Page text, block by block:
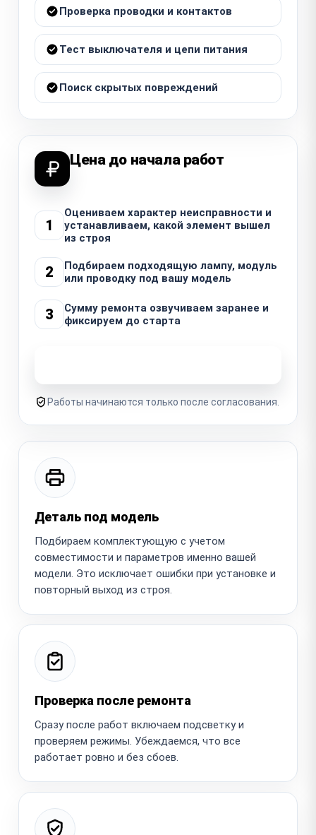
Проверка проводки и контактов
Тест выключателя и цепи питания
Поиск скрытых повреждений
Цена до начала работ
1
Оцениваем характер неисправности и
устанавливаем, какой элемент вышел
из строя
2
Подбираем подходящую лампу, модуль
или проводку под вашу модель
3
Сумму ремонта озвучиваем заранее и
фиксируем до старта
Работы начинаются только после согласования.
Деталь под модель
Подбираем комплектующую с учетом
совместимости и параметров именно вашей
модели. Это исключает ошибки при установке и
повторный выход из строя.
Проверка после ремонта
Сразу после работ включаем подсветку и
проверяем режимы. Убеждаемся, что все
работает ровно и без сбоев.